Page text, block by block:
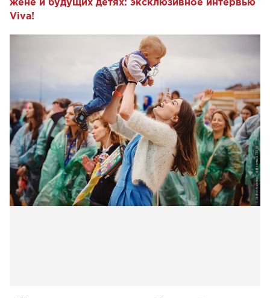
жене и будущих детях: эксклюзивное интервью
Viva!